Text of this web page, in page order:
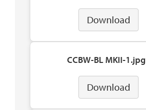
Download
CCBW-BL MKII-1.jpg
Download